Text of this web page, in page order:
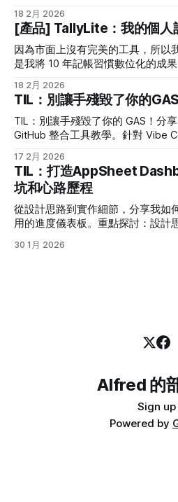
18 2月 2026
[產品] TallyLite：我的個人
因為市面上沒有完美的工具，所以
是我將 10 年記帳習慣數位化的成
TallyLite 的核心價值、特色與開發
驗。
18 2月 2026
TIL：別讓手殘毀了你的
TIL：別讓手殘毀了你的 GAS！分
GitHub 整合工具教學。針對 Vibe
Script 辛苦成果。
17 2月 2026
TIL：打造AppSheet
坑和心路歷程
從設計思路到實作細節，分享我如
用的進度儀表板。重點探討：設計
30 1月 2026
Alfred 的
Sign up
Powered by